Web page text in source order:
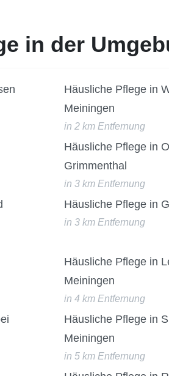
in der
Häusliche Pflege in
Meiningen
in 2 km Entfernung
Häusliche Pflege in
Grimmenthal
in 3 km Entfernung
Häusliche Pflege in
in 3 km Entfernung
Häusliche Pflege in
Meiningen
in 4 km Entfernung
Häusliche Pflege in
Meiningen
in 5 km Entfernung